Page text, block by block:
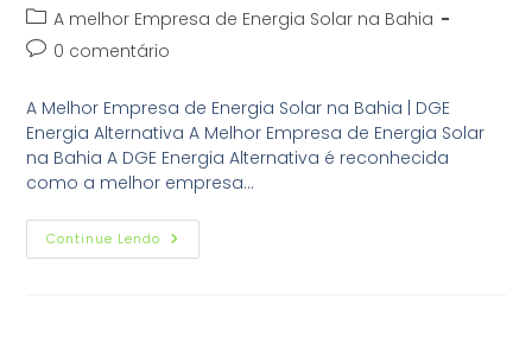
A melhor Empresa de Energia Solar na Bahia
0 comentário
A Melhor Empresa de Energia Solar na Bahia | DGE
Energia Alternativa A Melhor Empresa de Energia Solar
na Bahia A DGE Energia Alternativa é reconhecida
como a melhor empresa…
Continue Lendo